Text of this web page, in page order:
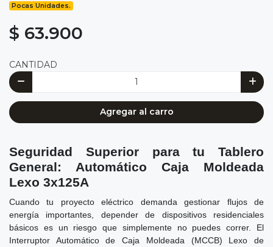
Pocas Unidades.
$ 63.900
CANTIDAD
Agregar al carro
Seguridad Superior para tu Tablero
General: Automático Caja Moldeada
Lexo 3x125A
Cuando tu proyecto eléctrico demanda gestionar flujos de
energía importantes, depender de dispositivos residenciales
básicos es un riesgo que simplemente no puedes correr. El
Interruptor Automático de Caja Moldeada (MCCB) Lexo de